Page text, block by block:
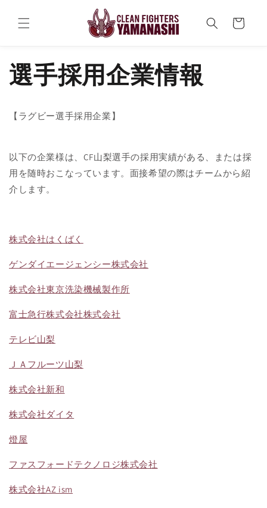
進む
ー
選手採用企業情報
【ラグビー選手採用企業】
以下の企業様は、CF山梨選手の採用実績がある、または採
用を随時おこなっています。面接希望の際はチームから紹
介します。
株式会社はくばく
ゲンダイエージェンシー株式会社
株式会社東京洗染機械製作所
富士急行株式会社株式会社
テレビ山梨
ＪＡフルーツ山梨
株式会社新和
株式会社ダイタ
燈屋
ファスフォードテクノロジ株式会社
株式会社AZ ism